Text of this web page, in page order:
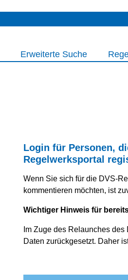
Erweiterte Suche
Login für Personen,
Regelwerksportal
Wenn Sie sich für die DVS-
kommentieren möchten, ist
Wichtiger Hinweis für
Im Zuge des Relaunches
Daten zurückgesetzt. Daher